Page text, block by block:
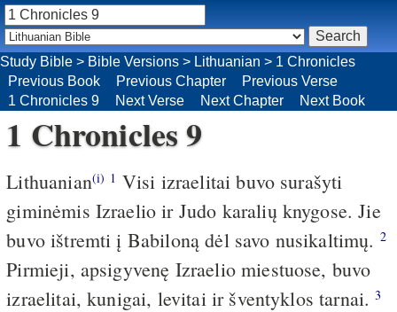
1 Chronicles 9
Lithuanian(i) 1 Visi izraelitai buvo surašyti
giminėmis Izraelio ir Judo karalių knygose. Jie
buvo ištremti į Babiloną dėl savo nusikaltimų. 2
Pirmieji, apsigyvenę Izraelio miestuose, buvo
izraelitai, kunigai, levitai ir šventyklos tarnai.3
Study Bible > Bible Versions > Lithuanian > 1 Chronicles
Previous Book
Previous Chapter
Previous Verse
1 Chronicles 9
Next Verse Next Chapter Next Book